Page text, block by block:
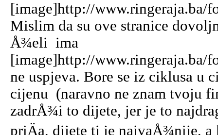
[image]http://www.ringeraja.ba/
Mislim da su ove stranice
Å¾eli ima
[image]http://www.ringeraja.ba/
ne uspjeva. Bore se iz ciklusa u
cijenu (naravno ne znam tvoju
zadrÅ¾i to dijete, jer je to
priÄa, dijete ti je najvaÅ¾nije,